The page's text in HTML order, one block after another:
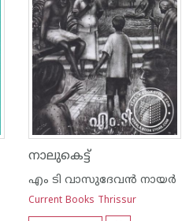
നാലുകെട്ട്
എം ടി വാസുദേവന്‍ നായര്‍
Current Books Thrissur